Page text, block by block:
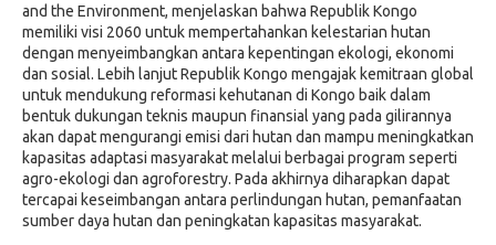
and the Environment, menjelaskan bahwa Republik Kongo
memiliki visi 2060 untuk mempertahankan kelestarian hutan
dengan menyeimbangkan antara kepentingan ekologi, ekonomi
dan sosial. Lebih lanjut Republik Kongo mengajak kemitraan global
untuk mendukung reformasi kehutanan di Kongo baik dalam
bentuk dukungan teknis maupun finansial yang pada gilirannya
akan dapat mengurangi emisi dari hutan dan mampu meningkatkan
kapasitas adaptasi masyarakat melalui berbagai program seperti
agro-ekologi dan agroforestry. Pada akhirnya diharapkan dapat
tercapai keseimbangan antara perlindungan hutan, pemanfaatan
sumber daya hutan dan peningkatan kapasitas masyarakat.